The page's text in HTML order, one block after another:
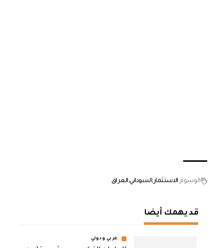
الوسوم الاستثمارالسوداني العراق
قد يهمك أيضا
عربي ودولي